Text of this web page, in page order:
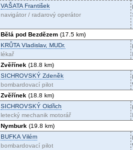
VAŠATA František
navigátor / radarový operátor
Bělá pod Bezdězem (17.5 km)
KRŮTA Vladislav, MUDr.
lékař
Zvěřínek (18.8 km)
SICHROVSKÝ Zdeněk
bombardovací pilot
Zvěřínek (18.8 km)
SICHROVSKÝ Oldřich
letecký mechanik motorář
Nymburk (19.8 km)
BUFKA Vilém
bombardovací pilot